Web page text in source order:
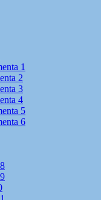
1
2
3
4
5
6